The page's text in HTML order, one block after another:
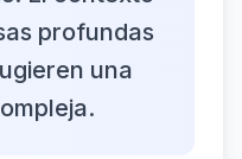
profundas
una